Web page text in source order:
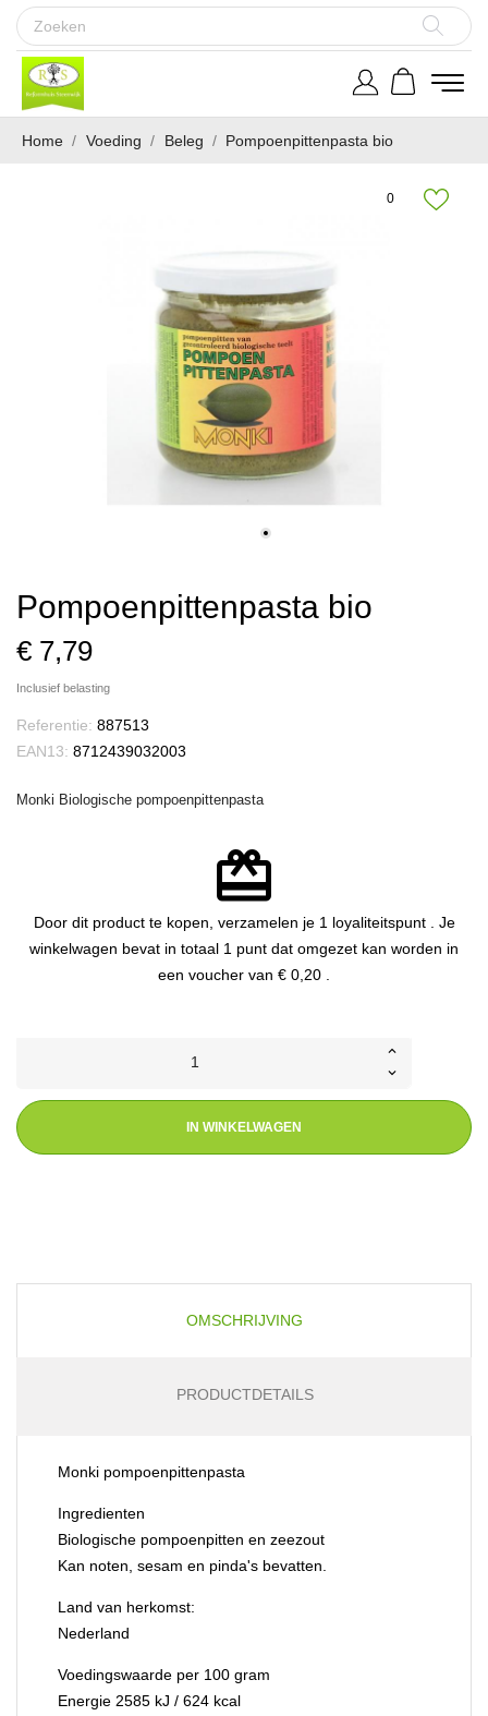
Home Voeding Beleg Pompoenpittenpasta bio
0
Pompoenpittenpasta bio
€ 7,79
Inclusief belasting
Referentie: 887513
EAN13: 8712439032003
Monki Biologische pompoenpittenpasta
redeem
Door dit product te kopen, verzamelen je 1loyaliteitspunt. Je
winkelwagen bevat in totaal 1 punt dat omgezet kan worden in
een voucher van € 0,20 .
IN WINKELWAGEN
OMSCHRIJVING
PRODUCTDETAILS
Monki pompoenpittenpasta
Ingredienten
Biologische pompoenpitten en zeezout
Kan noten, sesam en pinda's bevatten.
Land van herkomst:
Nederland
Voedingswaarde per 100 gram
Energie 2585 kJ / 624 kcal